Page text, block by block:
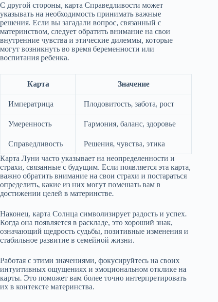
С другой стороны, карта Справедливости может
указывать на необходимость принимать важные
решения. Если вы загадали вопрос, связанный с
материнством, следует обратить внимание на свои
внутренние чувства и этические дилеммы, которые
могут возникнуть во время беременности или
воспитания ребенка.
Карта Значение
Императрица Плодовитость, забота, рост
Умеренность Гармония, баланс, здоровье
Справедливость
Решения, чувства, этика
Карта Луни часто указывает на неопределенности и
страхи, связанные с будущим. Если появляется эта карта,
важно обратить внимание на свои страхи и постараться
определить, какие из них могут помешать вам в
достижении целей в материнстве.
Наконец, карта Солнца символизирует радость и успех.
Когда она появляется в раскладе, это хороший знак,
означающий щедрость судьбы, позитивные изменения и
стабильное развитие в семейной жизни.
Работая с этими значениями, фокусируйтесь на своих
интуитивных ощущениях и эмоциональном отклике на
карты. Это поможет вам более точно интерпретировать
их в контексте материнства.